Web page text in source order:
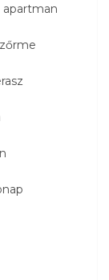
apartman